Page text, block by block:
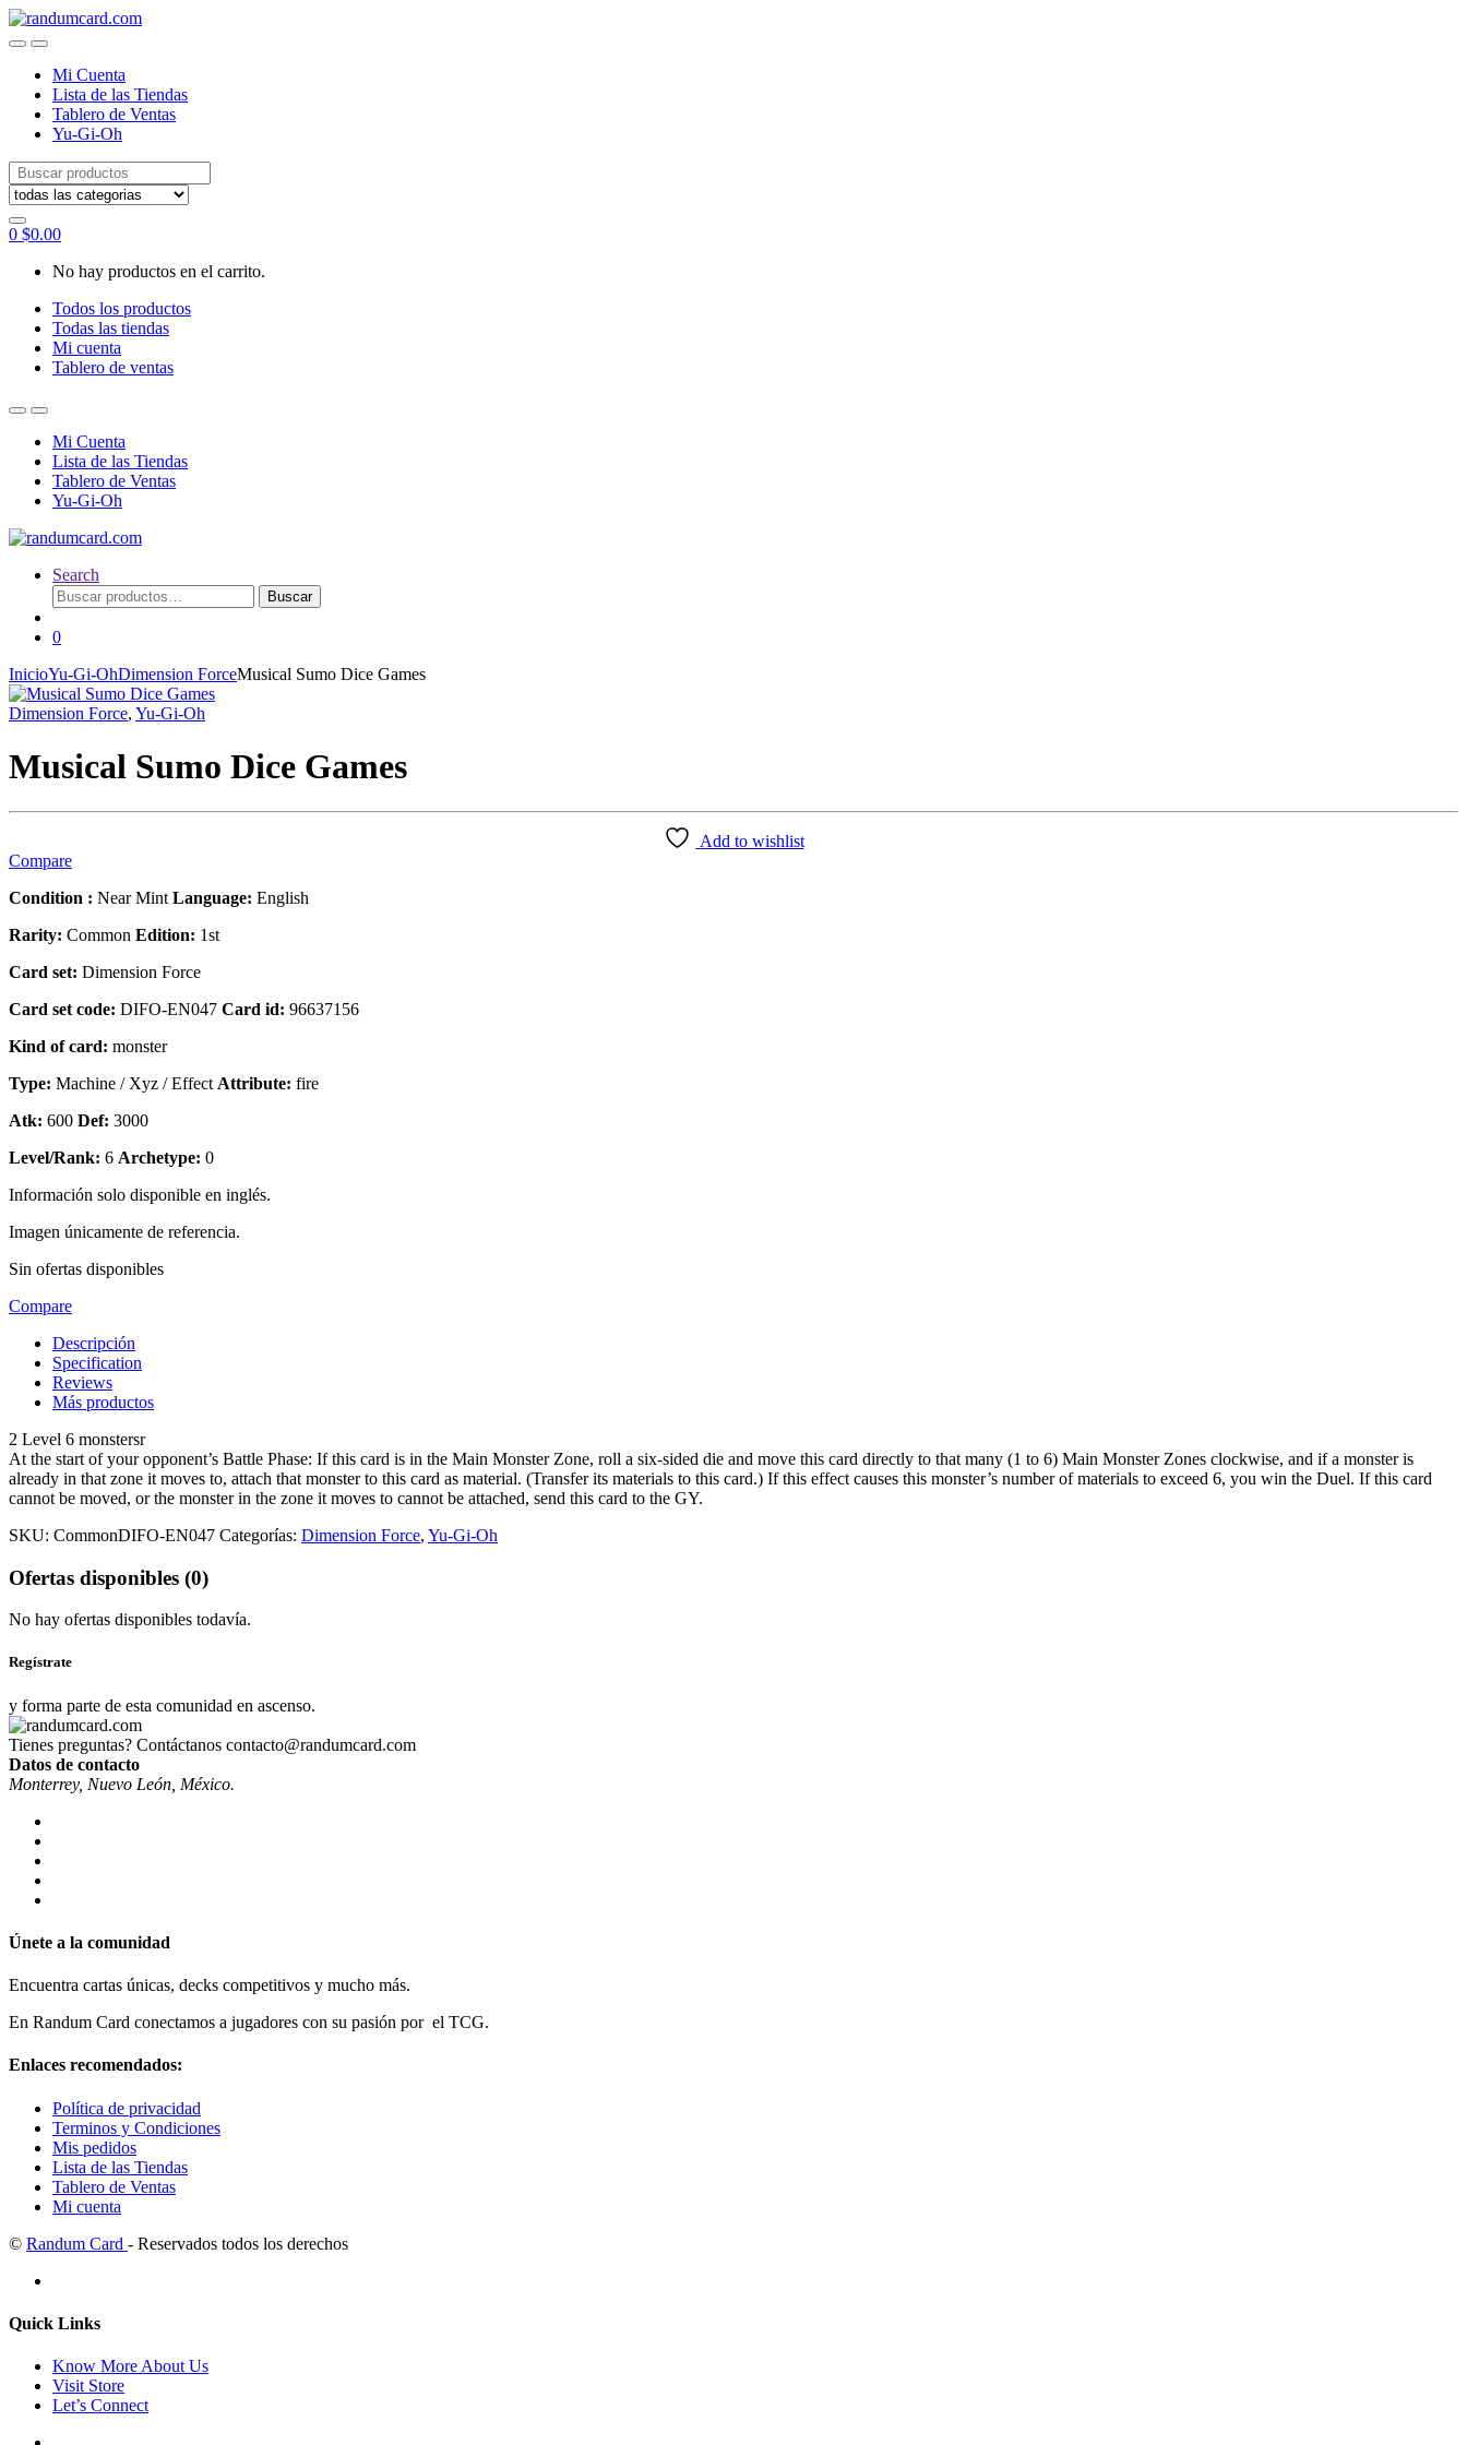
Skip
to
Skip
to
Mi Cuenta
Lista de las Tiendas
Tablero de Ventas
Yu-Gi-Oh
Search
for:
0 $0.00
No hay productos en el carrito.
Todos los productos
Todas las tiendas
Mi cuenta
Tablero de ventas
Mi Cuenta
Lista de las Tiendas
Tablero de Ventas
Yu-Gi-Oh
Search
Buscar
por:
Buscar
0
InicioYu-Gi-OhDimension ForceMusical Sumo Dice Games
Dimension Force, Yu-Gi-Oh
Musical Sumo Dice Games
Add to wishlist
Compare
Condition : Near Mint Language: English
Rarity: Common Edition: 1st
Card set: Dimension Force
Card set code: DIFO-EN047 Card id: 96637156
Kind of card: monster
Type: Machine / Xyz / Effect Attribute: fire
Atk: 600 Def: 3000
Level/Rank: 6 Archetype: 0
Información solo disponible en inglés.
Imagen únicamente de referencia.
Sin ofertas disponibles
Compare
Descripción
Specification
Reviews
Más productos
2 Level 6 monstersr
At the start of your opponent’s Battle Phase: If this card is in the Main Monster Zone, roll a six-sided die and move this card directly to that many (1 to 6) Main Monster Zones clockwise, and if a monster is
already in that zone it moves to, attach that monster to this card as material. (Transfer its materials to this card.) If this effect causes this monster’s number of materials to exceed 6, you win the Duel. If this card
cannot be moved, or the monster in the zone it moves to cannot be attached, send this card to the GY.
SKU: CommonDIFO-EN047 Categorías: Dimension Force, Yu-Gi-Oh
Ofertas disponibles (0)
No hay ofertas disponibles todavía.
Regístrate
y forma parte de esta comunidad en ascenso.
Tienes preguntas? Contáctanos contacto@randumcard.com
Datos de contacto
Monterrey, Nuevo León, México.
Únete a la comunidad
Encuentra cartas únicas, decks competitivos y mucho más.
En Randum Card conectamos a jugadores con su pasión por el TCG.
Enlaces recomendados:
Política de privacidad
Terminos y Condiciones
Mis pedidos
Lista de las Tiendas
Tablero de Ventas
Mi cuenta
© Randum Card - Reservados todos los derechos
Quick Links
Know More About Us
Visit Store
Let’s Connect